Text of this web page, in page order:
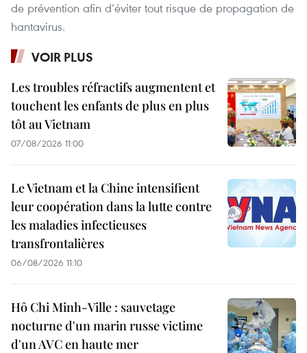
de prévention afin d’éviter tout risque de propagation de
hantavirus.
VOIR PLUS
Les troubles réfractifs augmentent et
touchent les enfants de plus en plus
tôt au Vietnam
07/08/2026 11:00
Le Vietnam et la Chine intensifient
leur coopération dans la lutte contre
les maladies infectieuses
transfrontalières
06/08/2026 11:10
Hô Chi Minh-Ville : sauvetage
nocturne d'un marin russe victime
d'un AVC en haute mer